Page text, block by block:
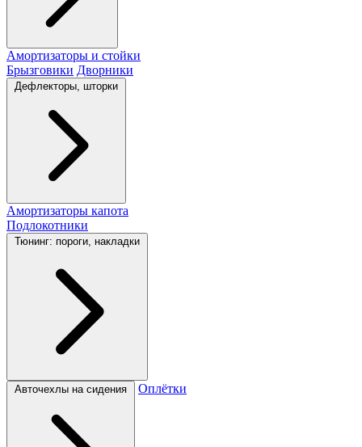
Амортизаторы и стойки
Брызговики Дворники
Дефлекторы, шторки
Амортизаторы капота
Подлокотники
Тюнинг: пороги, накладки
Авточехлы на сидения Оплётки